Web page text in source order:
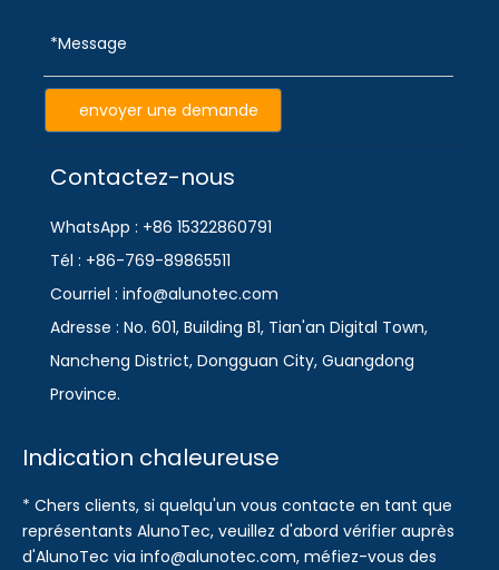
envoyer une demande
Contactez-nous
WhatsApp : +86 15322860791
Tél : +86-769-89865511
Courriel : info@alunotec.com
Adresse : No. 601, Building B1, Tian'an Digital Town,
Nancheng District, Dongguan City, Guangdong
Province.
Indication chaleureuse
* Chers clients, si quelqu'un vous contacte en tant que
représentants AlunoTec, veuillez d'abord vérifier auprès
d'AlunoTec via info@alunotec.com, méfiez-vous des